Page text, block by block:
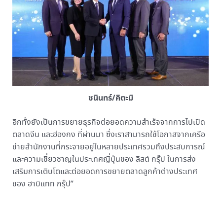
ชนินทร์/คิตะมิ
อีกทั้งยังเป็นการขยายธุรกิจต่อยอดความสำเร็จจากการไปเปิด
ตลาดจีน และฮ่องกง ที่ผ่านมา ซึ่งเราสามารถใช้โอกาสจากเครือ
ข่ายสำนักงานที่กระจายอยู่ในหลายประเทศรวมถึงประสบการณ์
และความเชี่ยวชาญในประเทศญี่ปุ่นของ ลิสต์ กรุ๊ป ในการส่ง
เสริมการเติบโตและต่อยอดการขยายตลาดลูกค้าต่างประเทศ
ของ ฮาบิแทท กรุ๊ป”